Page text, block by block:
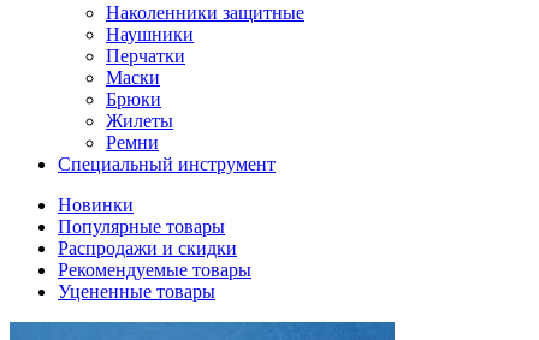
Наколенники защитные
Наушники
Перчатки
Маски
Брюки
Жилеты
Ремни
Специальный инструмент
Новинки
Популярные товары
Распродажи и скидки
Рекомендуемые товары
Уцененные товары